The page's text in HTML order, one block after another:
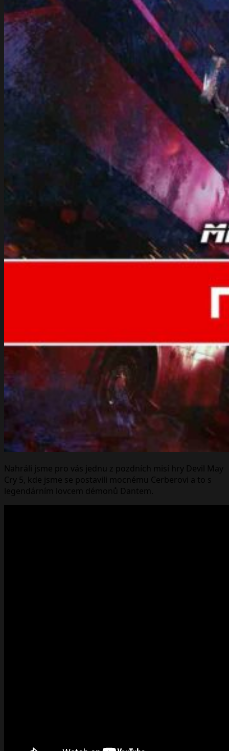
Nahráli jsme pro vás jednu z pozdních misí hry Devil May
Cry 5, kde jsme se postavili mocnému Cerberovi a to s
legendárním lovcem démonů Dantem.